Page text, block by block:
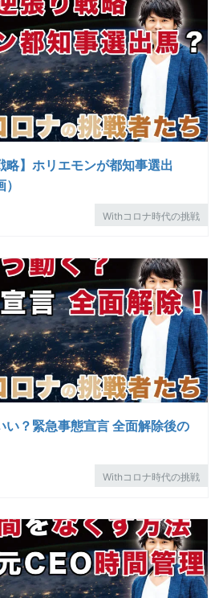
略】ホリエモンが都知事選出
Withコロナ時代の挑戦
い？緊急事態宣言 全面解除後の
Withコロナ時代の挑戦